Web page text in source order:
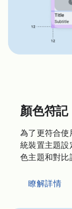
顏色符記
為了更符合使
統裝置主題設
色主題和對比
瞭解詳情